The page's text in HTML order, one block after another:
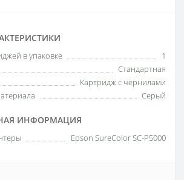
в упаковке
1
Стандартная
Картридж с чернилами
Серый
ИНФОРМАЦИЯ
Epson SureColor SC-P5000